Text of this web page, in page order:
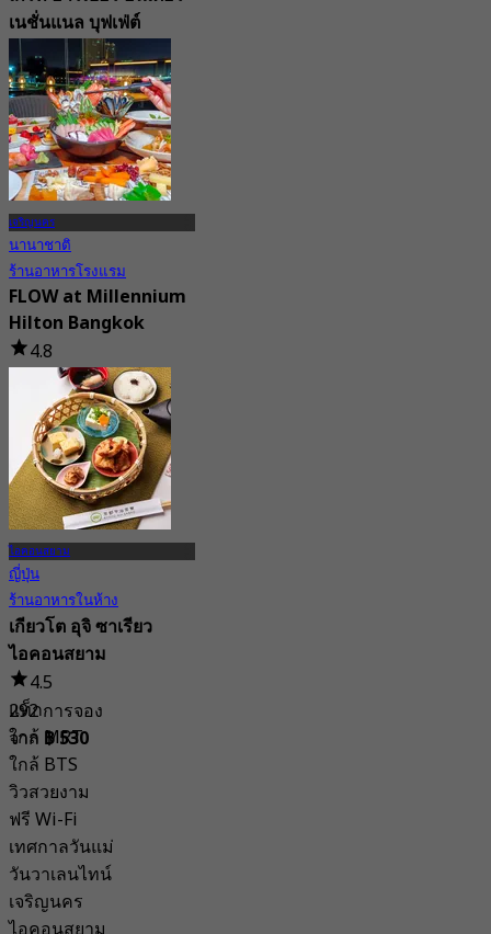
เนชั่นแนล บุฟเฟ่ต์
4.7
91.4K การจอง
จาก
฿ 999
เจริญนคร
นานาชาติ
ร้านอาหารโรงแรม
FLOW at Millennium
Hilton Bangkok
4.8
3.5K การจอง
จาก฿ 1,800
ไอคอนสยาม
ญี่ปุ่น
ร้านอาหารในห้าง
เกียวโต อุจิ ซาเรียว
ไอคอนสยาม
4.5
292 การจอง
จาก ฿ 530
แท็ก
ใกล้ MRT
ใกล้ BTS
วิวสวยงาม
ฟรี Wi-Fi
เทศกาลวันแม่
วันวาเลนไทน์
เจริญนคร